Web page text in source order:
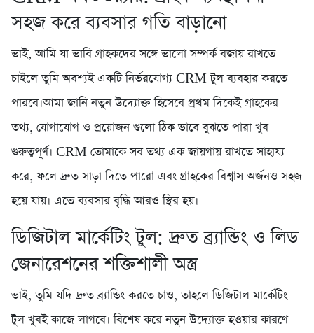
সহজ করে ব্যবসার গতি বাড়ানো
ভাই, আমি যা ভাবি গ্রাহকদের সঙ্গে ভালো সম্পর্ক বজায় রাখতে
চাইলে তুমি অবশ্যই একটি নির্ভরযোগ্য CRM টুল ব্যবহার করতে
পারবে।আমা জানি নতুন উদ্যোক্ত হিসেবে প্রথম দিকেই গ্রাহকের
তথ্য, যোগাযোগ ও প্রয়োজন গুলো ঠিক ভাবে বুঝতে পারা খুব
গুরুত্বপূর্ণ। CRM তোমাকে সব তথ্য এক জায়গায় রাখতে সাহায্য
করে, ফলে দ্রুত সাড়া দিতে পারো এবং গ্রাহকের বিশ্বাস অর্জনও সহজ
হয়ে যায়। এতে ব্যবসার বৃদ্ধি আরও স্থির হয়।
ডিজিটাল মার্কেটিং টুল: দ্রুত ব্র্যান্ডিং ও লিড
জেনারেশনের শক্তিশালী অস্ত্র
ভাই, তুমি যদি দ্রুত ব্র্যান্ডিং করতে চাও, তাহলে ডিজিটাল মার্কেটিং
টুল খুবই কাজে লাগবে। বিশেষ করে নতুন উদ্যোক্ত হওয়ার কারণে